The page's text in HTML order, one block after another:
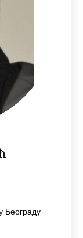
Београду